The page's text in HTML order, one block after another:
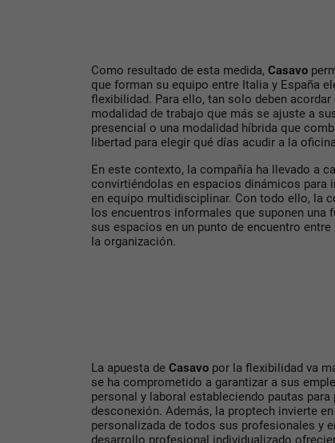
Como resultado de esta medida, Casavo
que forman su equipo entre Italia y España
flexibilidad. Para ello, tan solo deben
modalidad de trabajo que más se ajuste a
presencial o una modalidad híbrida que
libertad para elegir qué días acudir a la
En este contexto, la compañía ha llevado a
convirtiéndolas en espacios dinámicos para
en equipo multidisciplinar. Con todo ello, la
los encuentros informales que suponen una
sus espacios en un punto de encuentro
la organización.
La apuesta de Casavo por la flexibilidad va
se ha comprometido a garantizar a sus
personal y laboral estableciendo pautas
desconexión. Además, la proptech invierte
personalizada de todos sus profesionales y